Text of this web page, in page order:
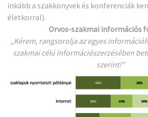
inkább a szakkönyvek és konferenciák
életkorral).
Orvos-szakmai információs
„Kérem, rangsorolja az egyes
szakmai célú információszerzésében
szerint!”